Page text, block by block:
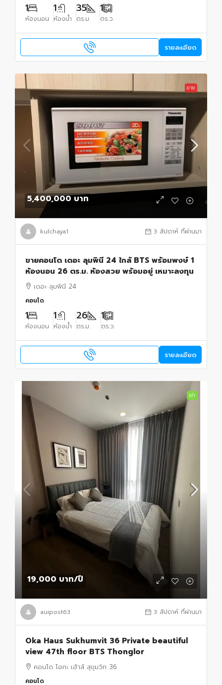
1
ห้องนอน
1
ห้องน้ำ
35
ตร.ม.
1
ตร.ว.
รายละเอียด
ขาย
5,400,000 บาท
kulchaya1 3 สัปดาห์ ที่ผ่านมา
ขายคอนโด เดอะ ลุมพินี 24 ใกล้ BTS พร้อมพงษ์ 1
ห้องนอน 26 ตร.ม. ห้องสวย พร้อมอยู่ เหมาะลงทุน
เดอะ ลุมพินี 24
คอนโด
1
ห้องนอน
1
ห้องน้ำ
26
ตร.ม.
1
ตร.ว.
รายละเอียด
เช่า
19,000 บาท/ปี
auipost63 3 สัปดาห์ ที่ผ่านมา
Oka Haus Sukhumvit 36 Private beautiful
view 47th floor BTS Thonglor
คอนโด โอกะ เฮ้าส์ สุขุมวิท 36
คอนโด